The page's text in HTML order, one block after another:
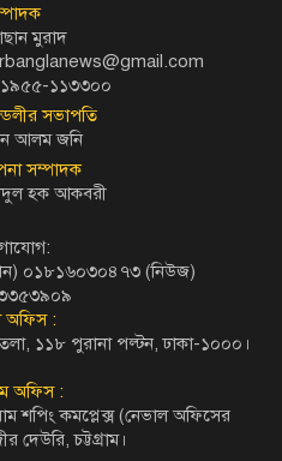
মুরাদ
১১৩৩০০
সভাপতি
আলম জনি
সম্পাদক
হক আকবরী
০১৮১৬০৩০৪৭৩ (নিউজ)
অফিস :
১১৮ পুরানা পল্টন, ঢাকা-১০০০।
অফিস :
শপিং কমপ্লেক্স (নেভাল অফিসের
দেউরি, চট্টগ্রাম।